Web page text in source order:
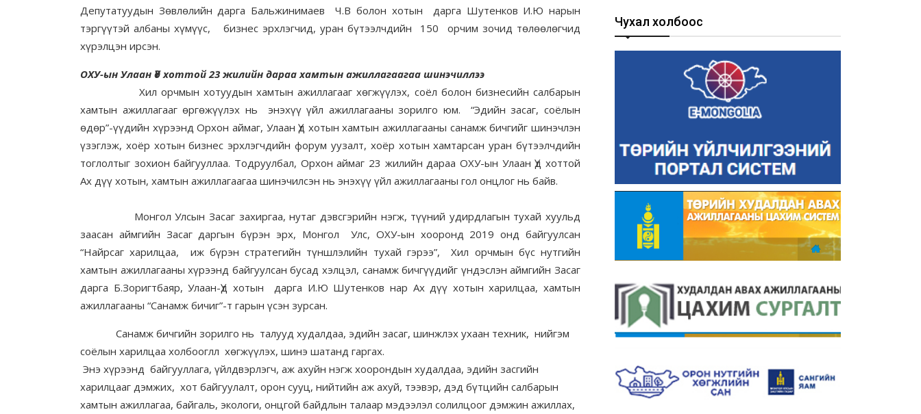
Депутатуудын Зөвлөлийн дарга Бальжинимаев Ч.В болон хотын дарга Шутенков И.Ю нарын
тэргүүтэй албаны хүмүүс, бизнес эрхлэгчид, уран бүтээлчдийн 150 орчим зочид төлөөлөгчид
хүрэлцэн ирсэн.
ОХУ-ын Улаан Үд хоттой 23 жилийн дараа хамтын ажиллагаагаа шинэчиллээ
Хил орчмын хотуудын хамтын ажиллагааг хөгжүүлэх, соёл болон бизнесийн салбарын
хамтын ажиллагааг өргөжүүлэх нь энэхүү үйл ажиллагааны зорилго юм. “Эдийн засаг, соёлын
өдөр”-үүдийн хүрээнд Орхон аймаг, Улаан Үд хотын хамтын ажиллагааны санамж бичгийг шинэчлэн
үзэглэж, хоёр хотын бизнес эрхлэгчдийн форум уузалт, хоёр хотын хамтарсан уран бүтээлчдийн
тоглолтыг зохион байгууллаа. Тодруулбал, Орхон аймаг 23 жилийн дараа ОХУ-ын Улаан Үд хоттой
Ах дүү хотын, хамтын ажиллагаагаа шинэчилсэн нь энэхүү үйл ажиллагааны гол онцлог нь байв.
Монгол Улсын Засаг захиргаа, нутаг дэвсгэрийн нэгж, түүний удирдлагын тухай хуульд
заасан аймгийн Засаг даргын бүрэн эрх, Монгол Улс, ОХУ-ын хооронд 2019 онд байгуулсан
“Найрсаг харилцаа, иж бүрэн стратегийн түншлэлийн тухай гэрээ”, Хил орчмын бүс нутгийн
хамтын ажиллагааны хүрээнд байгуулсан бусад хэлцэл, санамж бичгүүдийг үндэслэн аймгийн Засаг
дарга Б.Зоригтбаяр, Улаан-Үд хотын дарга И.Ю Шутенков нар Ах дүү хотын харилцаа, хамтын
ажиллагааны “Санамж бичиг”-т гарын үсэн зурсан.
Санамж бичгийн зорилго нь талууд худалдаа, эдийн засаг, шинжлэх ухаан техник, нийгэм
соёлын харилцаа холбооглл хөгжүүлэх, шинэ шатанд гаргах.
Энэ хүрээнд байгууллага, үйлдвэрлэгч, аж ахуйн нэгж хоорондын худалдаа, эдийн засгийн
харилцааг дэмжих, хот байгуулалт, орон сууц, нийтийн аж ахуй, тээвэр, дэд бүтцийн салбарын
хамтын ажиллагаа, байгаль, экологи, онцгой байдлын талаар мэдээлэл солилцоог дэмжин ажиллах,
Чухал холбоос